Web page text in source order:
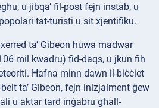
u jibqa’ fil-post fejn instab, u
tat-turisti u sit xjentifiku.
ta’ Gibeon huwa madwar
mil kwadru) fid-daqs, u jkun fih
Ħafna minn dawn il-biċċiet
ta’ Gibeon, fejn inizjalment ġew
u aktar tard inġabru għall-